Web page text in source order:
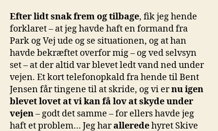
Efter lidt snak frem og tilbage, fik jeg hende
forklaret – at jeg havde haft en formand fra
Park og Vej ude og se situationen, og at han
havde bekræftet overfor mig – og ved selvsyn
set – at der altid var blevet ledt vand ned under
vejen. Et kort telefonopkald fra hende til Bent
Jensen får tingene til at skride, og vi ernu igen
blevet lovet at vi kan få lov at skyde under
vejen– godt det samme – for ellers havde jeg
haft et problem… Jeg haralleredehyret Skive